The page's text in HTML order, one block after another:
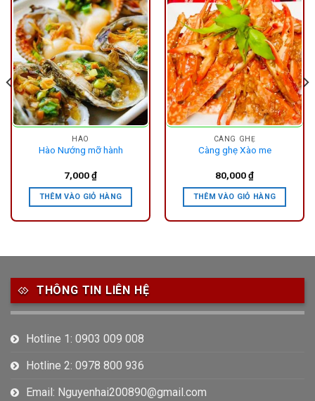
HÀO
Hào Nướng mỡ hành
7,000₫
THÊM VÀO GIỎ HÀNG
CÀNG GHẸ
Càng ghẹ Xào me
80,000₫
THÊM VÀO GIỎ HÀNG
THÔNG TIN LIÊN HỆ
Hotline 1: 0903 009 008
Hotline 2: 0978 800 936
Email: Nguyenhai200890@gmail.com